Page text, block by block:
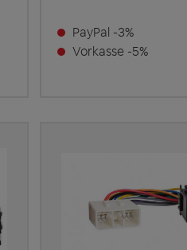
PayPal -3%
Vorkasse -5%